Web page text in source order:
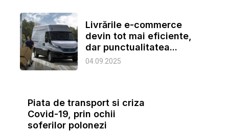
Livrările e-commerce
devin tot mai eficiente,
dar punctualitatea...
04.09.2025
Piata de transport si criza
Covid-19, prin ochii
soferilor polonezi